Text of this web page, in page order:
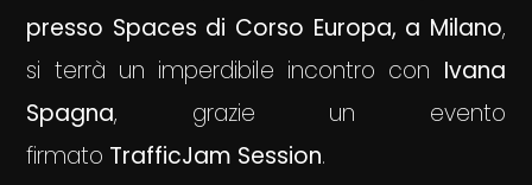
presso Spaces di Corso Europa, a Milano,
si terrà un imperdibile incontro con Ivana
Spagna, grazie un evento
firmato TrafficJam Session.